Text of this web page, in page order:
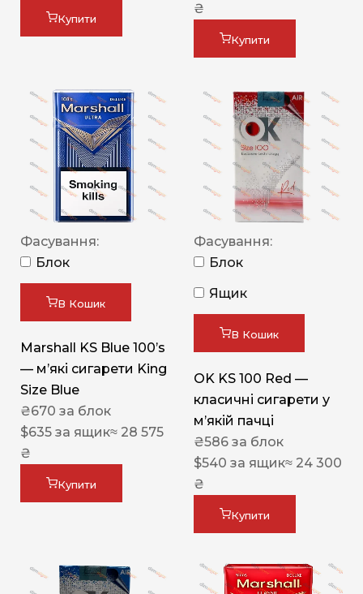
Купити
₴
Купити
Фасування:
Блок
В Кошик
Marshall KS Blue 100’s
— м’які сигарети King
Size Blue
₴670 за блок
$635 за ящик≈ 28 575
₴
Купити
Фасування:
Блок
Ящик
В Кошик
OK KS 100 Red —
класичні сигарети у
м’якій пачці
₴586 за блок
$540 за ящик≈ 24 300
₴
Купити